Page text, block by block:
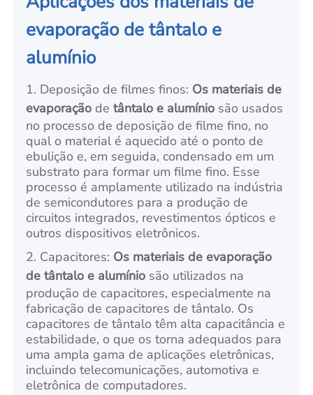
evaporação de tântalo e
alumínio
1. Deposição de filmes finos: Os materiais de
evaporação detântalo e alumínio são usados
no processo de deposição de filme fino, no
qual o material é aquecido até o ponto de
ebulição e, em seguida, condensado em um
substrato para formar um filme fino. Esse
processo é amplamente utilizado na indústria
de semicondutores para a produção de
circuitos integrados, revestimentos ópticos e
outros dispositivos eletrônicos.
2. Capacitores: Os materiais de evaporação
de tântalo e alumínio são utilizados na
produção de capacitores, especialmente na
fabricação de capacitores de tântalo. Os
capacitores de tântalo têm alta capacitância e
estabilidade, o que os torna adequados para
uma ampla gama de aplicações eletrônicas,
incluindo telecomunicações, automotiva e
eletrônica de computadores.